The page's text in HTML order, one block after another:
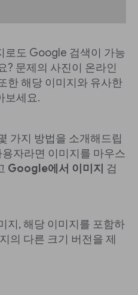
로도 Google 검색이 가능
? 문제의 사진이 온라인
한 해당 이미지와 유사한
보세요.
가지 방법을 소개해드립
자라면 이미지를 마우스
Google에서 이미지 검
지, 해당 이미지를 포함하
의 다른 크기 버전을 제